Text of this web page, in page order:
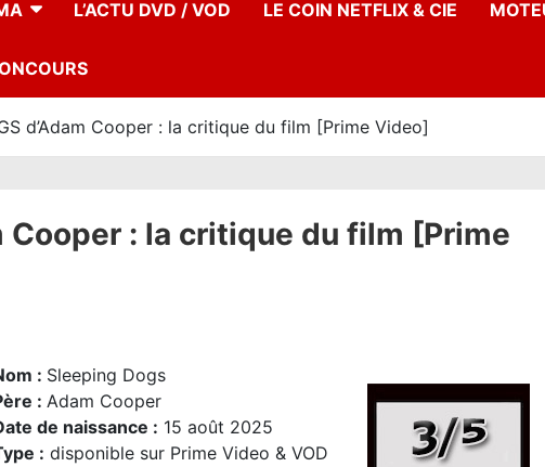
L’ACTU DVD / VOD LE COIN NETFLIX & CIE
d’Adam Cooper : la critique du film [Prime Video]
Cooper : la critique du film [Prime
: Sleeping Dogs
: Adam Cooper
de naissance : 15 août 2025
: disponible sur Prime Video & VOD